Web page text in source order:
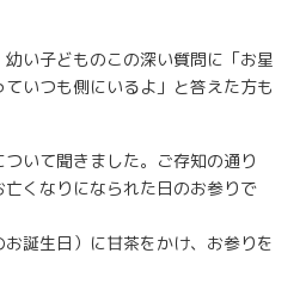
幼い子どものこの深い質問に「お星
いつも側にいるよ」と答えた方も
いて聞きました。ご存知の通り
亡くなりになられた日のお参りで
お誕生日）に甘茶をかけ、お参りを